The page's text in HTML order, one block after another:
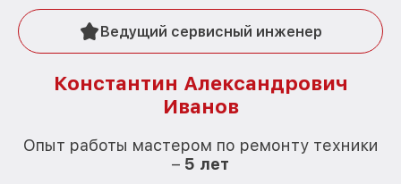
Ведущий сервисный инженер
Константин Александрович
Иванов
Опыт работы мастером по ремонту техники
– 5 лет